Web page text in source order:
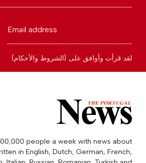
Email address
لقد قرأت وأوافق على {الشروط والأحكام}
people a week with news about
in English, Dutch, German, French,